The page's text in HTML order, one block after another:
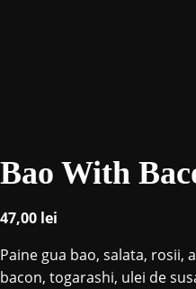
Bao With
47,00 lei
Paine gua bao, salata, rosii,
bacon, togarashi, ulei de